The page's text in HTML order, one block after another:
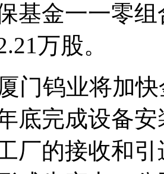
基金一一零
万股。
门钨业将加
底完成设备
厂的接收和